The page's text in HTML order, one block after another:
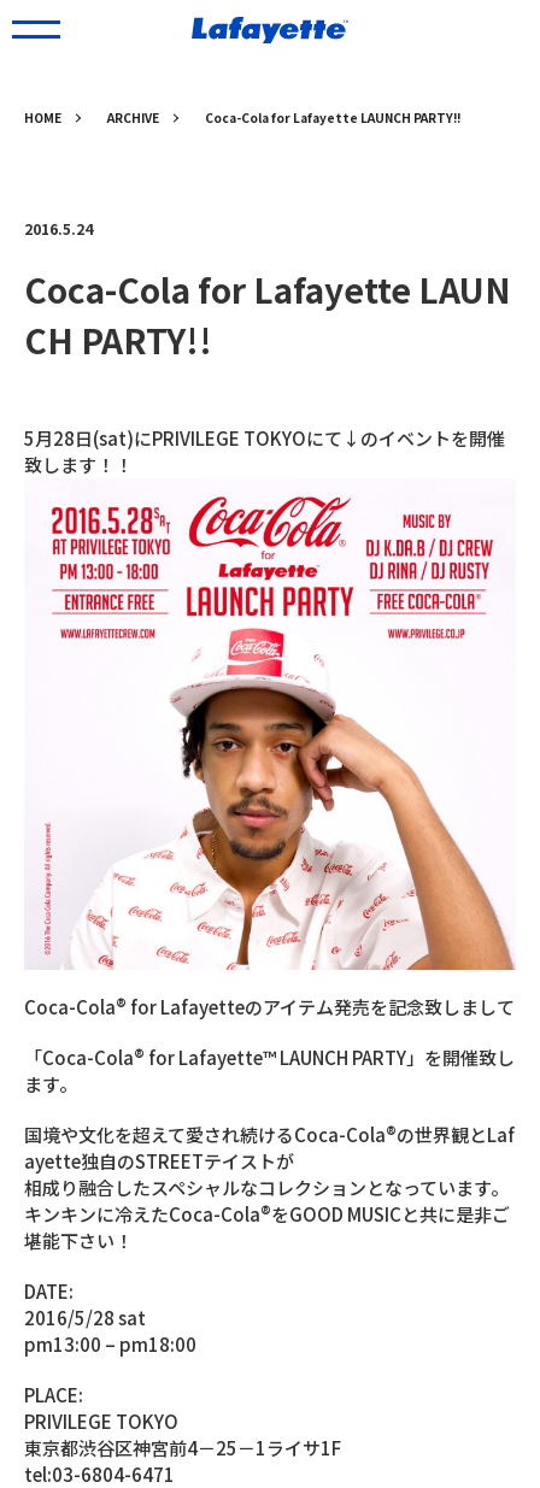
HOME ARCHIVE Coca-Cola for Lafayette LAUNCH PARTY!!
2016.5.24
Coca-Cola for Lafayette LAUN
CH PARTY!!
5月28日(sat)にPRIVILEGE TOKYOにて↓のイベントを開催
致します！！
Coca-Cola® for Lafayetteのアイテム発売を記念致しまして
「Coca-Cola® for Lafayette™ LAUNCH PARTY」を開催致し
ます。
国境や文化を超えて愛され続けるCoca-Cola®の世界観とLaf
ayette独自のSTREETテイストが
相成り融合したスペシャルなコレクションとなっています。
キンキンに冷えたCoca-Cola®をGOOD MUSICと共に是非ご
堪能下さい！
DATE:
2016/5/28 sat
pm13:00 – pm18:00
PLACE:
PRIVILEGE TOKYO
東京都渋谷区神宮前4－25－1ライサ1F
tel:03-6804-6471